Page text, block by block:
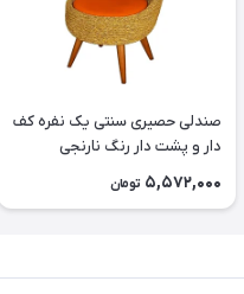
صندلی حصیری سنتی یک نفره کف
دار و پشت دار رنگ نارنجی
5,572,000 تومان